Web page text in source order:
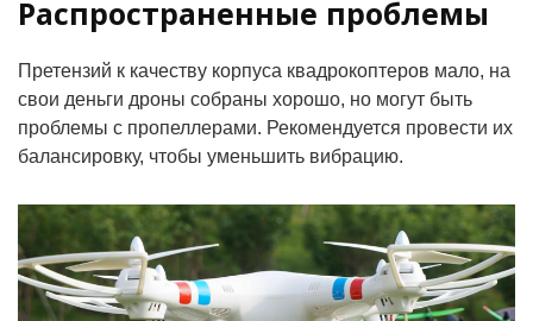
Распространенные проблемы
Претензий к качеству корпуса квадрокоптеров мало, на
свои деньги дроны собраны хорошо, но могут быть
проблемы с пропеллерами. Рекомендуется провести их
балансировку, чтобы уменьшить вибрацию.